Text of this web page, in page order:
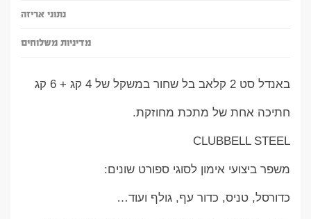
נתוני אריזה
מדיניות משלוחים
באנדל סט 2 קלאב בל שחור במשקל של 4 קג + 6 קג
חתיכה אחת של מתכת מחוזקת.
CLUBBELL STEEL
משפר ביצועי אימון לסוגי ספורט שונים:
כדורסל, טניס, כדור עף, גולף ועוד…